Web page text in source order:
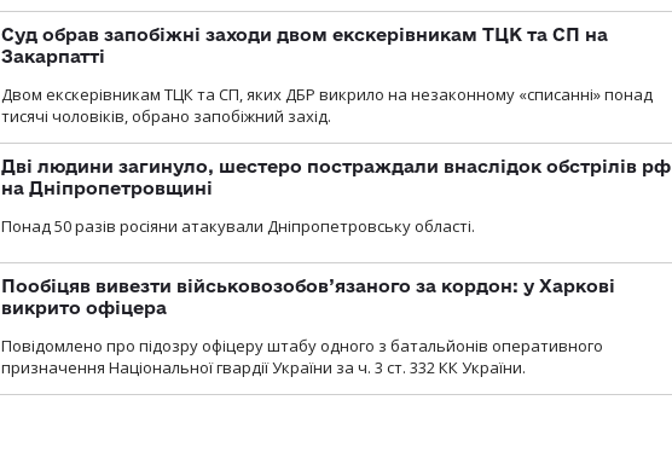
Суд обрав запобіжні заходи двом екскерівникам ТЦК та СП на
Закарпатті
Двом екскерівникам ТЦК та СП, яких ДБР викрило на незаконному «списанні» понад
тисячі чоловіків, обрано запобіжний захід.
Дві людини загинуло, шестеро постраждали внаслідок обстрілів рф
на Дніпропетровщині
Понад 50 разів росіяни атакували Дніпропетровську області.
Пообіцяв вивезти військовозобов’язаного за кордон: у Харкові
викрито офіцера
Повідомлено про підозру офіцеру штабу одного з батальйонів оперативного
призначення Національної гвардії України за ч. 3 ст. 332 КК України.